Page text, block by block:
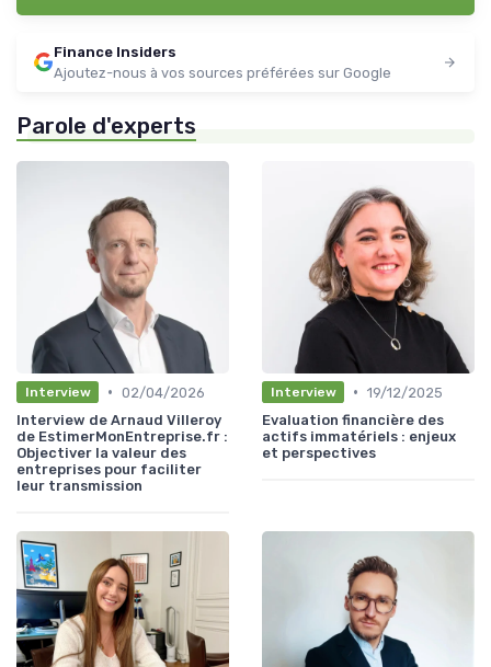
Finance Insiders
Ajoutez-nous à vos sources préférées sur Google
Parole d'experts
Interview • 02/04/2026
Interview de Arnaud Villeroy
de EstimerMonEntreprise.fr :
Objectiver la valeur des
entreprises pour faciliter
leur transmission
Interview • 19/12/2025
Evaluation financière des
actifs immatériels : enjeux
et perspectives